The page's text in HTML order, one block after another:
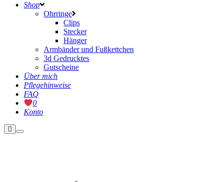
Shop
Ohrringe
Clips
Stecker
Hänger
Armbänder und Fußkettchen
3d Gedrucktes
Gutscheine
Über mich
Pflegehinweise
FAQ
0
Konto
Weitere
Informationen
Hauptmenü